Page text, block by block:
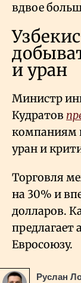
вдвое
и уран
Министр
Кудратов
компаниям
уран и
Торговля
на 30% и
долларов.
предлагает
Евросоюзу.
Руслан